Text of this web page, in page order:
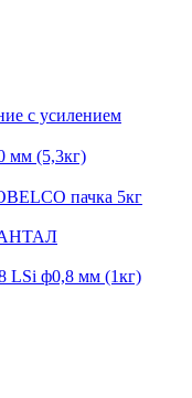
с усилением
мм (5,3кг)
пачка 5кг
LSi ф0,8 мм (1кг)